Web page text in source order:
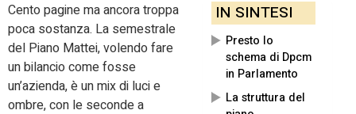
IN SINTESI
Presto lo
schema di Dpcm
in Parlamento
La struttura del
Cento pagine ma ancora troppa
poca sostanza. La semestrale
del Piano Mattei, volendo fare
un bilancio come fosse
un’azienda, è un mix di luci e
ombre, con le seconde a